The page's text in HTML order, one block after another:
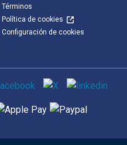
Términos
Política de cookies
Configuración de cookies